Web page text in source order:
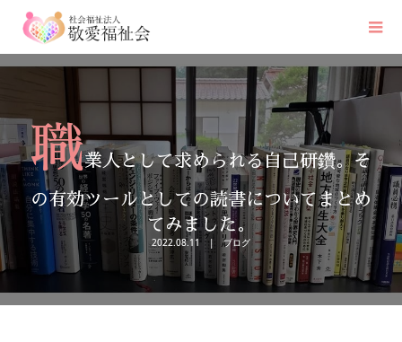
職業人として求められる自己研鑽。そ
の有効ツールとしての読書についてまとめ
てみました。
2022.08.11 ブログ